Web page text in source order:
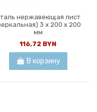
нержавеющая лист
3 х 200 х 200
мм
116,72 BYN
В корзину